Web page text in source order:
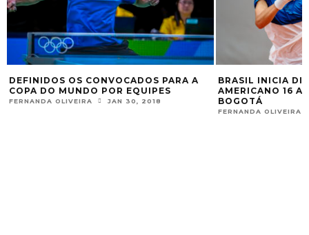
DEFINIDOS OS CONVOCADOS PARA A
COPA DO MUNDO POR EQUIPES
FERNANDA OLIVEIRA JAN 30, 2018
BRASIL INICIA
AMERICANO 16
BOGOTÁ
FERNANDA OLIVEIRA